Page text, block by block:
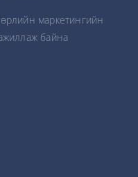
маркетингийн
байна